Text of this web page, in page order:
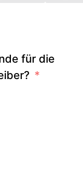
für die